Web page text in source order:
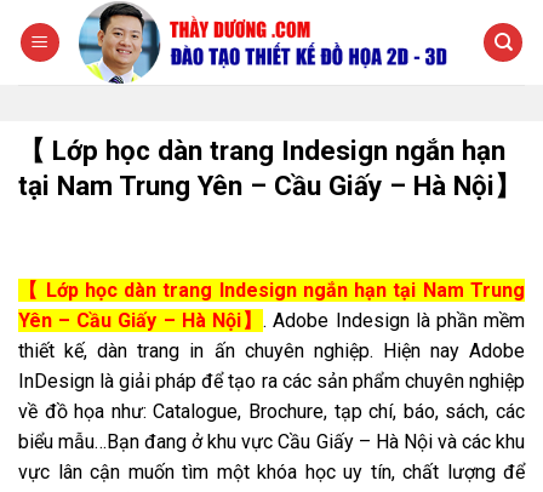
đến
【 Lớp học dàn trang Indesign ngắn hạn
tại Nam Trung Yên – Cầu Giấy – Hà Nội】
【 Lớp học dàn trang Indesign ngắn hạn tại Nam Trung
Yên – Cầu Giấy – Hà Nội】. Adobe Indesign là phần mềm
thiết kế, dàn trang in ấn chuyên nghiệp. Hiện nay Adobe
InDesign là giải pháp để tạo ra các sản phẩm chuyên nghiệp
về đồ họa như: Catalogue, Brochure, tạp chí, báo, sách, các
biểu mẫu…Bạn đang ở khu vực Cầu Giấy – Hà Nội và các khu
vực lân cận muốn tìm một khóa học uy tín, chất lượng để